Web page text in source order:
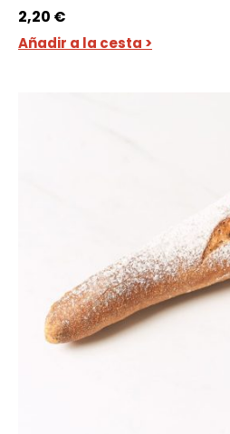
2,20 €
Añadir a la cesta >